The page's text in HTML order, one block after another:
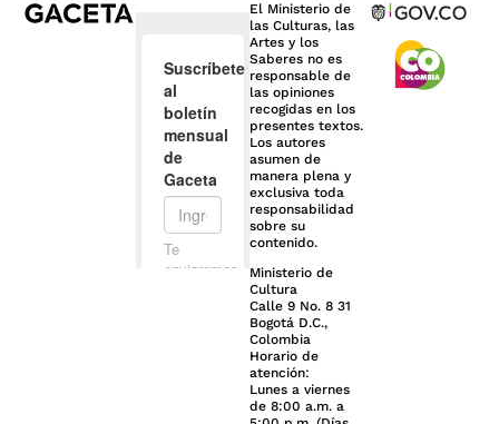
El Ministerio de
las Culturas, las
Artes y los
Saberes no es
responsable de
las opiniones
recogidas en los
presentes textos.
Los autores
asumen de
manera plena y
exclusiva toda
responsabilidad
sobre su
contenido.
Ministerio de
Cultura
Calle 9 No. 8 31
Bogotá D.C.,
Colombia
Horario de
atención:
Lunes a viernes
de 8:00 a.m. a